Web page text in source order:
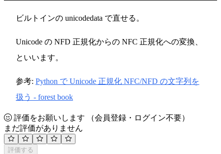
ビルトインの unicodedata で直せる。
Unicode の NFD 正規化からの NFC 正規化への変換、
といいます。
参考: Python で Unicode 正規化 NFC/NFD の文字列を
扱う - forest book
評価をお願いします
（会員登録・ログイン不要）
まだ評価がありません
評価する